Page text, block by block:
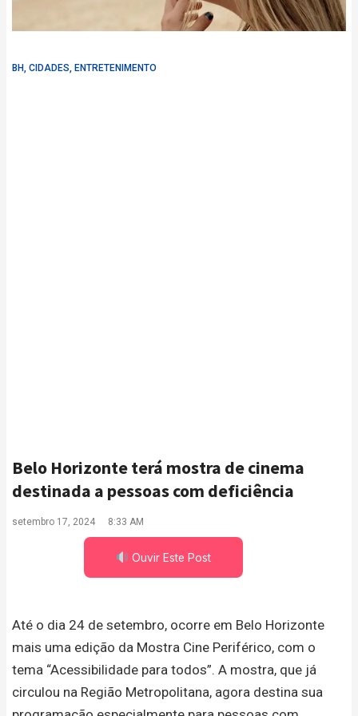
BH, CIDADES, ENTRETENIMENTO
Belo Horizonte terá mostra de cinema
destinada a pessoas com deficiência
setembro 17, 2024 8:33 AM
Ouvir Este Post
Até o dia 24 de setembro, ocorre em Belo Horizonte
mais uma edição da Mostra Cine Periférico, com o
tema “Acessibilidade para todos”. A mostra, que já
circulou na Região Metropolitana, agora destina sua